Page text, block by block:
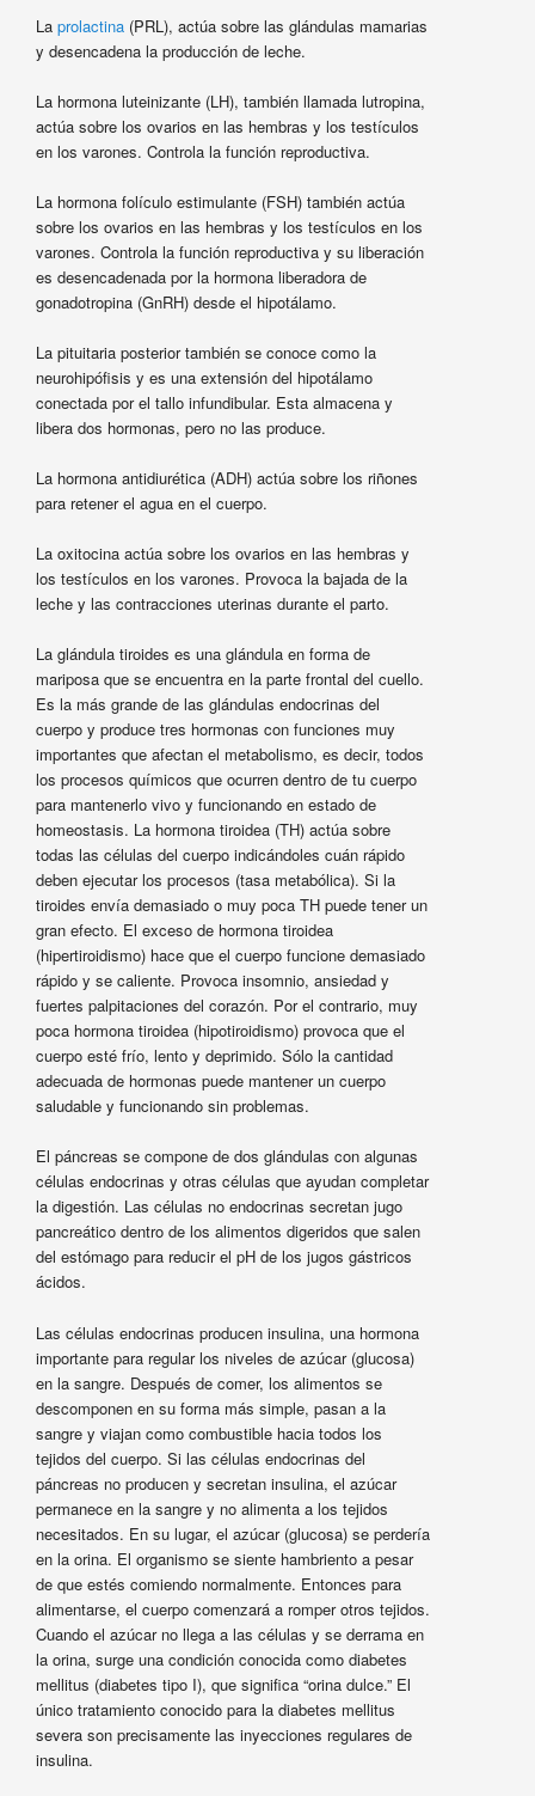
La prolactina (PRL), actúa sobre las glándulas mamarias
y desencadena la producción de leche.
La hormona luteinizante (LH), también llamada lutropina,
actúa sobre los ovarios en las hembras y los testículos
en los varones. Controla la función reproductiva.
La hormona folículo estimulante (FSH) también actúa
sobre los ovarios en las hembras y los testículos en los
varones. Controla la función reproductiva y su liberación
es desencadenada por la hormona liberadora de
gonadotropina (GnRH) desde el hipotálamo.
La pituitaria posterior también se conoce como la
neurohipófisis y es una extensión del hipotálamo
conectada por el tallo infundibular. Esta almacena y
libera dos hormonas, pero no las produce.
La hormona antidiurética (ADH) actúa sobre los riñones
para retener el agua en el cuerpo.
La oxitocina actúa sobre los ovarios en las hembras y
los testículos en los varones. Provoca la bajada de la
leche y las contracciones uterinas durante el parto.
La glándula tiroides es una glándula en forma de
mariposa que se encuentra en la parte frontal del cuello.
Es la más grande de las glándulas endocrinas del
cuerpo y produce tres hormonas con funciones muy
importantes que afectan el metabolismo, es decir, todos
los procesos químicos que ocurren dentro de tu cuerpo
para mantenerlo vivo y funcionando en estado de
homeostasis. La hormona tiroidea (TH) actúa sobre
todas las células del cuerpo indicándoles cuán rápido
deben ejecutar los procesos (tasa metabólica). Si la
tiroides envía demasiado o muy poca TH puede tener un
gran efecto. El exceso de hormona tiroidea
(hipertiroidismo) hace que el cuerpo funcione demasiado
rápido y se caliente. Provoca insomnio, ansiedad y
fuertes palpitaciones del corazón. Por el contrario, muy
poca hormona tiroidea (hipotiroidismo) provoca que el
cuerpo esté frío, lento y deprimido. Sólo la cantidad
adecuada de hormonas puede mantener un cuerpo
saludable y funcionando sin problemas.
El páncreas se compone de dos glándulas con algunas
células endocrinas y otras células que ayudan completar
la digestión. Las células no endocrinas secretan jugo
pancreático dentro de los alimentos digeridos que salen
del estómago para reducir el pH de los jugos gástricos
ácidos.
Las células endocrinas producen insulina, una hormona
importante para regular los niveles de azúcar (glucosa)
en la sangre. Después de comer, los alimentos se
descomponen en su forma más simple, pasan a la
sangre y viajan como combustible hacia todos los
tejidos del cuerpo. Si las células endocrinas del
páncreas no producen y secretan insulina, el azúcar
permanece en la sangre y no alimenta a los tejidos
necesitados. En su lugar, el azúcar (glucosa) se perdería
en la orina. El organismo se siente hambriento a pesar
de que estés comiendo normalmente. Entonces para
alimentarse, el cuerpo comenzará a romper otros tejidos.
Cuando el azúcar no llega a las células y se derrama en
la orina, surge una condición conocida como diabetes
mellitus (diabetes tipo I), que significa “orina dulce.” El
único tratamiento conocido para la diabetes mellitus
severa son precisamente las inyecciones regulares de
insulina.